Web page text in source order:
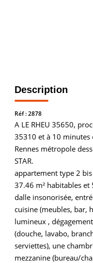
Description
Réf : 2878
A LE RHEU 35650,
35310 et à 10 minutes
Rennes métropole
STAR.
appartement type 2
37.46 m² habitables et
dalle insonorisée,
cuisine (meubles, bar,
lumineux ,
(douche, lavabo,
serviettes), une
mezzanine (bureau/